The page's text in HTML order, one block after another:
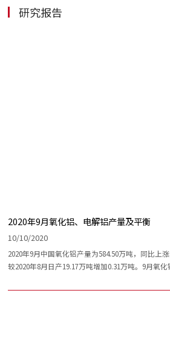
研究报告
2020年9月氧化铝、电解铝产量及平衡
10/10/2020
2020年9月中国氧化铝产量为584.50万吨，同比上涨
较2020年8月日产19.17万吨增加0.31万吨。9月氧
月天数影响或将小幅上涨，预计10月国产氧化铝产